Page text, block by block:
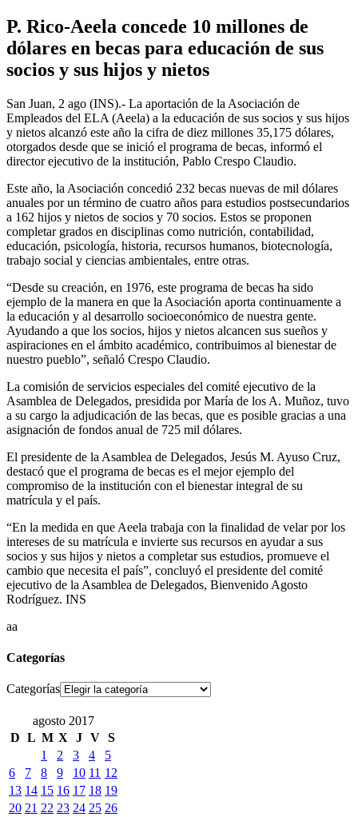
P. Rico-Aeela concede 10 millones de
dólares en becas para educación de sus
socios y sus hijos y nietos
San Juan, 2 ago (INS).- La aportación de la Asociación de
Empleados del ELA (Aeela) a la educación de sus socios y sus hijos
y nietos alcanzó este año la cifra de diez millones 35,175 dólares,
otorgados desde que se inició el programa de becas, informó el
director ejecutivo de la institución, Pablo Crespo Claudio.
Este año, la Asociación concedió 232 becas nuevas de mil dólares
anuales por un término de cuatro años para estudios postsecundarios
a 162 hijos y nietos de socios y 70 socios. Estos se proponen
completar grados en disciplinas como nutrición, contabilidad,
educación, psicología, historia, recursos humanos, biotecnología,
trabajo social y ciencias ambientales, entre otras.
“Desde su creación, en 1976, este programa de becas ha sido
ejemplo de la manera en que la Asociación aporta continuamente a
la educación y al desarrollo socioeconómico de nuestra gente.
Ayudando a que los socios, hijos y nietos alcancen sus sueños y
aspiraciones en el ámbito académico, contribuimos al bienestar de
nuestro pueblo”, señaló Crespo Claudio.
La comisión de servicios especiales del comité ejecutivo de la
Asamblea de Delegados, presidida por María de los A. Muñoz, tuvo
a su cargo la adjudicación de las becas, que es posible gracias a una
asignación de fondos anual de 725 mil dólares.
El presidente de la Asamblea de Delegados, Jesús M. Ayuso Cruz,
destacó que el programa de becas es el mejor ejemplo del
compromiso de la institución con el bienestar integral de su
matrícula y el país.
“En la medida en que Aeela trabaja con la finalidad de velar por los
intereses de su matrícula e invierte sus recursos en ayudar a sus
socios y sus hijos y nietos a completar sus estudios, promueve el
cambio que necesita el país”, concluyó el presidente del comité
ejecutivo de la Asamblea de Delegados, Bienvenido Agosto
Rodríguez. INS
aa
Categorías
Categorías
agosto 2017
D L M X J V S
1
2 3 4
5
6
7 8 9 10 11 12
13 14 15 16 17 18 19
20 21 22 23 24 25 26